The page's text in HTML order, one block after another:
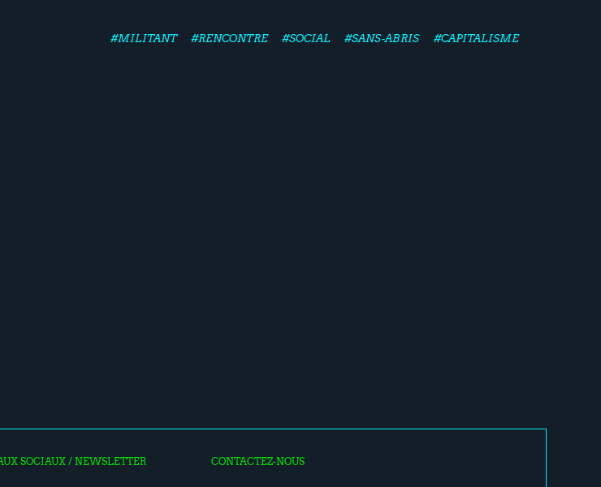
#MILITANT #RENCONTRE #SOCIAL #SANS-ABRIS #CAPITALISME
SOCIAUX / NEWSLETTER
CONTACTEZ-NOUS